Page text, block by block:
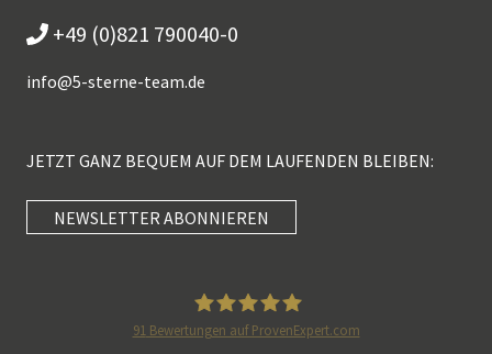
+49 (0)821 790040-0
info@5-sterne-team.de
JETZT GANZ BEQUEM AUF DEM LAUFENDEN BLEIBEN:
NEWSLETTER ABONNIEREN
91 Bewertungen auf ProvenExpert.com
SEHR GUT